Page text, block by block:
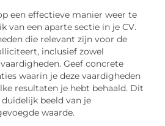
een effectieve manier weer te
van een aparte sectie in je CV.
die relevant zijn voor de
inclusief zowel
Geef concrete
waarin je deze vaardigheden
resultaten je hebt behaald. Dit
beeld van je
waarde.